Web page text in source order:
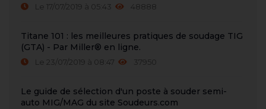
Le 17/07/2019 à 05:43 48888
Titane 101 : les meilleures pratiques de soudage TIG
(GTA) - Par Miller® en ligne.
Le 23/07/2019 à 08:47 37950
Le guide de sélection d'un poste à souder semi-
auto MIG/MAG du site Soudeurs.com